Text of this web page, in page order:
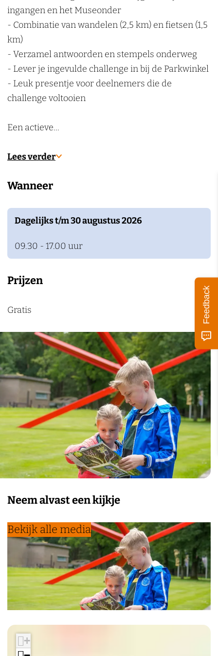
k
e
u
r
t
u
r
a
t
u
r
a
t
u
r
ingangen en het Museonder
- Combinatie van wandelen (2,5 km) en fietsen (1,5
km)
- Verzamel antwoorden en stempels onderweg
- Lever je ingevulde challenge in bij de Parkwinkel
- Leuk presentje voor deelnemers die de
challenge voltooien
Een actieve…
Lees verder
Wanneer
Dagelijks t/m 30 augustus 2026
09.30 - 17.00 uur
Prijzen
Gratis
Neem alvast een kijkje
Bekijk alle media
+
Feedback